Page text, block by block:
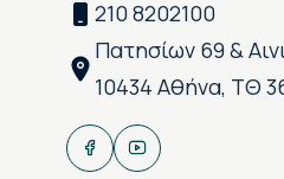
210 8202100
Πατησίων 69 &
10434 Αθήνα, ΤΘ